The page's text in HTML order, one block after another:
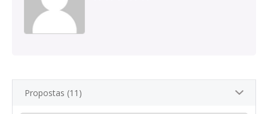
Propostas (11)